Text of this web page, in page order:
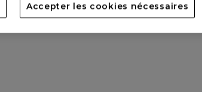
Accepter les cookies nécessaires